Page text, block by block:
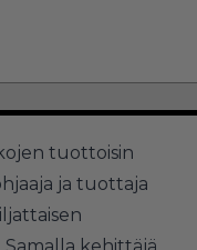
tuottoisin
ja tuottaja